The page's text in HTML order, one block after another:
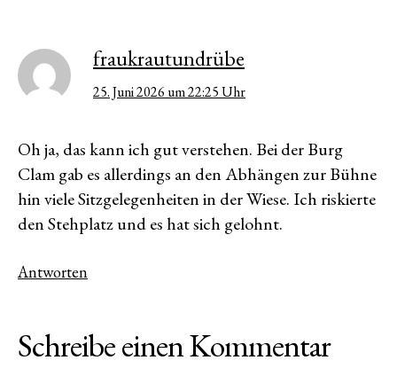
fraukrautundrübe
25. Juni 2026 um 22:25 Uhr
Oh ja, das kann ich gut verstehen. Bei der Burg
Clam gab es allerdings an den Abhängen zur Bühne
hin viele Sitzgelegenheiten in der Wiese. Ich riskierte
den Stehplatz und es hat sich gelohnt.
Antworten
Schreibe einen Kommentar